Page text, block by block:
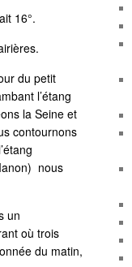
16°.
du petit
l’étang
la Seine et
contournons
nous
un
où trois
du matin,